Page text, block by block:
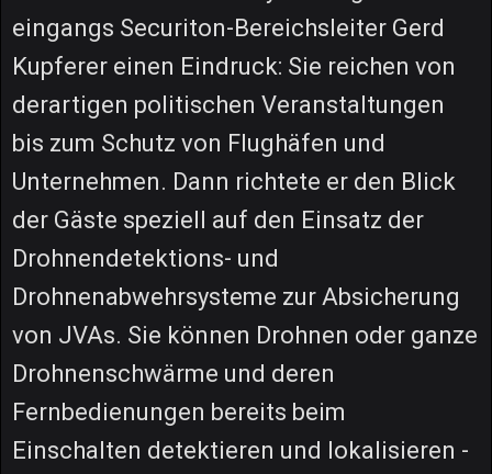
eingangs Securiton-Bereichsleiter Gerd
Kupferer einen Eindruck: Sie reichen von
derartigen politischen Veranstaltungen
bis zum Schutz von Flughäfen und
Unternehmen. Dann richtete er den Blick
der Gäste speziell auf den Einsatz der
Drohnendetektions- und
Drohnenabwehrsysteme zur Absicherung
von JVAs. Sie können Drohnen oder ganze
Drohnenschwärme und deren
Fernbedienungen bereits beim
Einschalten detektieren und lokalisieren -